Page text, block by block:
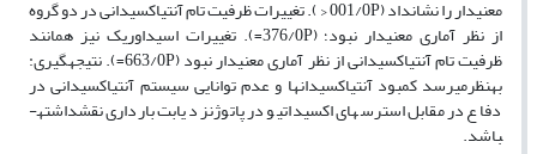
معنی­دار را نشان­داد (001/0P < ). تغییرات ظرفیت تام آنتی­اکسیدانی در دو گروه
از نظر آماری معنی­دار نبود؛ (376/0P=). تغییرات اسیداوریک نیز همانند
ظرفیت تام آنتی­اکسیدانی از نظر آماری معنی­دار نبود (663/0P=). نتیجه­گیری:
به­نظر­می­رسد کمبود آنتی­اکسیدان­ها و عدم توانایی سیستم آنتی­اکسیدانی در
دفاع در مقابل استرس­های اکسیداتیو در پاتوژنز دیابت بارداری نقش­داشته­
باشد.